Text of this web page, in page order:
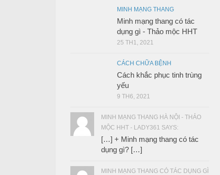
MINH MẠNG THANG
Minh mạng thang có tác
dụng gì - Thảo mộc HHT
25 TH1, 2021
CÁCH CHỮA BỆNH
Cách khắc phục tinh trùng
yếu
9 TH6, 2021
MINH MẠNG THANG HÀ NỘI - THẢO
MỘC HHT - LADY361 SAYS:
[…] + Minh mạng thang có tác
dụng gì? […]
MINH MẠNG THANG CÓ TÁC DỤNG GÌ